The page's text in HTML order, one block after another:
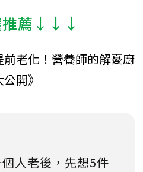
推薦↓↓↓
老化！營養師的解憂廚
開》
人老後，先想5件